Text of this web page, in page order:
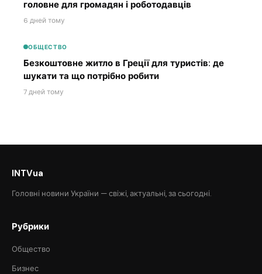
головне для громадян і роботодавців
6 дней тому
ОБЩЕСТВО
Безкоштовне житло в Греції для туристів: де
шукати та що потрібно робити
7 дней тому
INTVua
Головні новини України — свіжі, актуальні, за сьогодні.
Рубрики
Общество
Бизнес